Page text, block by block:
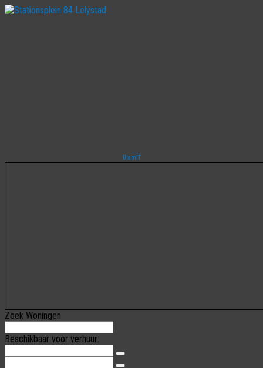
BlamIT
Zoek Woningen
Beschikbaar voor verhuur: